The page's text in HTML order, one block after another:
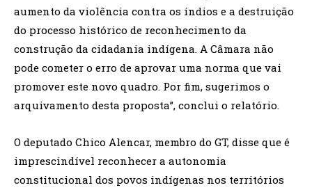
aumento da violência contra os índios e a destruição
do processo histórico de reconhecimento da
construção da cidadania indígena. A Câmara não
pode cometer o erro de aprovar uma norma que vai
promover este novo quadro. Por fim, sugerimos o
arquivamento desta proposta”, conclui o relatório.
O deputado Chico Alencar, membro do GT, disse que é
imprescindível reconhecer a autonomia
constitucional dos povos indígenas nos territórios